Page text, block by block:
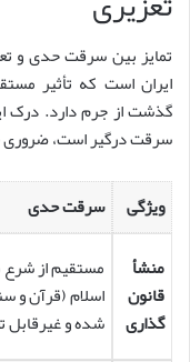
تمایز بین سرقت حدی و
ایران است که تأثیر
گذشت از جرم دارد. درک
سرقت درگیر است، ضروری
ویژگی سرقت حدی
منشأ
قانون
گذاری
مستقیم از
اسلام (قرآن و
شده و غیرقابل